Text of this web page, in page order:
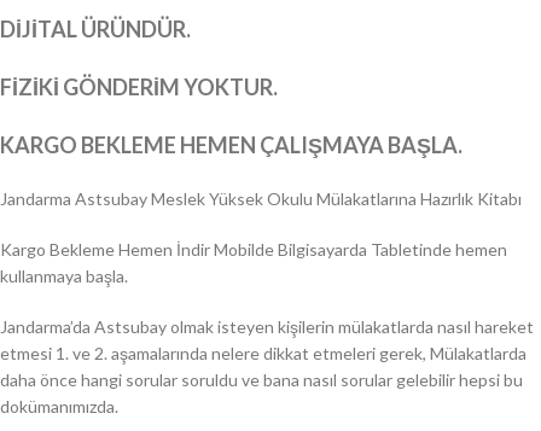
DİJİTAL ÜRÜNDÜR.
FİZİKİ GÖNDERİM YOKTUR.
KARGO BEKLEME HEMEN ÇALIŞMAYA BAŞLA.
Jandarma Astsubay Meslek Yüksek Okulu Mülakatlarına Hazırlık Kitabı
Kargo Bekleme Hemen İndir Mobilde Bilgisayarda Tabletinde hemen
kullanmaya başla.
Jandarma’da Astsubay olmak isteyen kişilerin mülakatlarda nasıl hareket
etmesi 1. ve 2. aşamalarında nelere dikkat etmeleri gerek, Mülakatlarda
daha önce hangi sorular soruldu ve bana nasıl sorular gelebilir hepsi bu
dokümanımızda.